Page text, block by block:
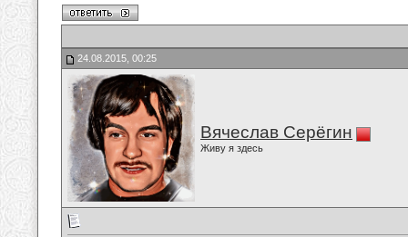
24.08.2015, 00:25
Вячеслав Серёгин
Живу я здесь